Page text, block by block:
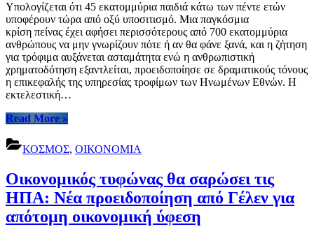
Υπολογίζεται ότι 45 εκατομμύρια παιδιά κάτω των πέντε ετών
υποφέρουν τώρα από οξύ υποσιτισμό. Μια παγκόσμια
κρίση πείνας έχει αφήσει περισσότερους από 700 εκατομμύρια
ανθρώπους να μην γνωρίζουν πότε ή αν θα φάνε ξανά, και η ζήτηση
για τρόφιμα αυξάνεται ασταμάτητα ενώ η ανθρωπιστική
χρηματοδότηση εξαντλείται, προειδοποίησε σε δραματικούς τόνους
η επικεφαλής της υπηρεσίας τροφίμων των Ηνωμένων Εθνών. Η
εκτελεστική…
Read More“ΟΗΕ:
από
700
άνθρωποι
δεν
ξέρουν
πότε
»
ΚΟΣΜΟΣ, ΟΙΚΟΝΟΜΙΑ
Οικονομικός τυφώνας θα σαρώσει τις
ΗΠΑ: Νέα προειδοποίηση από Γέλεν για
απότομη οικονομική ύφεση